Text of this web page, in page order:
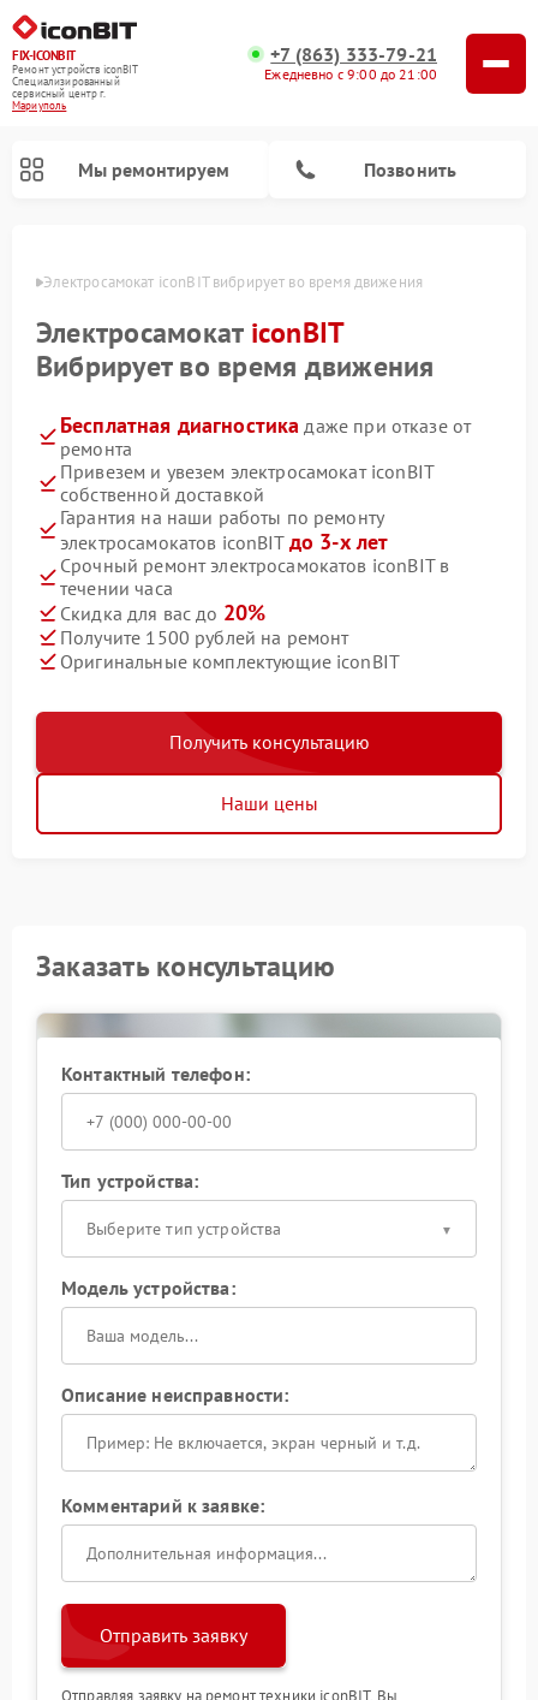
FIX-ICONBIT
Ремонт устройств iconBIT
Специализированный
cервисный центр г.
Мариуполь
+7 (863) 333-79-21
Ежедневно с 9:00 до 21:00
Мы ремонтируем Позвонить
Электросамокат iconBIT вибрирует во время движения
Электросамокат iconBIT
Вибрирует во время движения
Бесплатная диагностика даже при отказе от
ремонта
Привезем и увезем электросамокат iconBIT
собственной доставкой
Гарантия на наши работы по ремонту
электросамокатов iconBIT до 3-х лет
Срочный ремонт электросамокатов iconBIT в
течении часа
Скидка для вас до 20%
Получите 1500 рублей на ремонт
Оригинальные комплектующие iconBIT
Получить консультацию
Наши цены
Заказать консультацию
Контактный телефон:
Тип устройства:
Выберите тип устройства
Модель устройства:
Описание неисправности:
Комментарий к заявке:
Отправить заявку